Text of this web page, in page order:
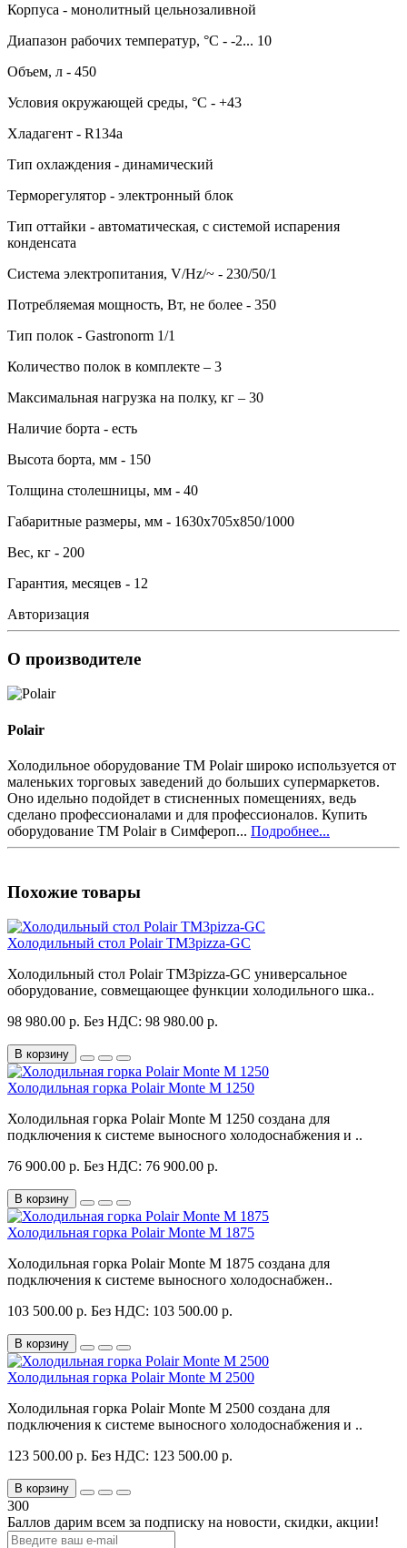
Корпуса - монолитный цельнозаливной
Диапазон рабочих температур, °C - -2... 10
Объем, л - 450
Условия окружающей среды, °C - +43
Хладагент - R134a
Тип охлаждения - динамический
Терморегулятор - электронный блок
Тип оттайки - автоматическая, с системой испарения
конденсата
Система электропитания, V/Hz/~ - 230/50/1
Потребляемая мощность, Вт, не более - 350
Тип полок - Gastronorm 1/1
Количество полок в комплекте – 3
Максимальная нагрузка на полку, кг – 30
Наличие борта - есть
Высота борта, мм - 150
Толщина столешницы, мм - 40
Габаритные размеры, мм - 1630х705х850/1000
Вес, кг - 200
Гарантия, месяцев - 12
Авторизация
О производителе
Polair
Холодильное оборудование ТМ Polair широко используется от
маленьких торговых заведений до больших супермаркетов.
Оно идельно подойдет в стисненных помещениях, ведь
сделано профессионалами и для профессионалов. Купить
оборудование ТМ Polair в Симфероп... Подробнее...
Похожие товары
Холодильный стол Polair TM3pizza-GC
Холодильный стол Polair TM3pizza-GC универсальное
оборудование, совмещающее функции холодильного шка..
98 980.00 р. Без НДС: 98 980.00 р.
В корзину
Холодильная горка Polair Monte M 1250
Холодильная горка Polair Monte M 1250 создана для
подключения к системе выносного холодоснабжения и ..
76 900.00 р. Без НДС: 76 900.00 р.
В корзину
Холодильная горка Polair Monte M 1875
Холодильная горка Polair Monte M 1875 создана для
подключения к системе выносного холодоснабжен..
103 500.00 р. Без НДС: 103 500.00 р.
В корзину
Холодильная горка Polair Monte M 2500
Холодильная горка Polair Monte M 2500 создана для
подключения к системе выносного холодоснабжения и ..
123 500.00 р. Без НДС: 123 500.00 р.
В корзину
300
Баллов дарим всем за подписку на новости, скидки, акции!